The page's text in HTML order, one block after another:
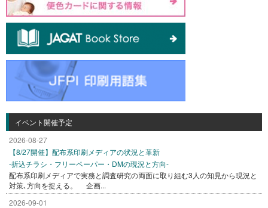
イベント開催予定
2026-08-27
【8/27開催】配布系印刷メディアの状況と革新
-折込チラシ・フリーペーパー・DMの現況と方向-
配布系印刷メディアで実務と調査研究の両面に取り組む3人の知見から現況と
対策､方向を捉える。 企画...
2026-09-01